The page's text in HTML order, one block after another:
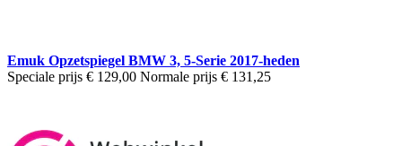
Emuk Opzetspiegel BMW 3, 5-Serie 2017-heden
Speciale prijs € 129,00 Normale prijs € 131,25